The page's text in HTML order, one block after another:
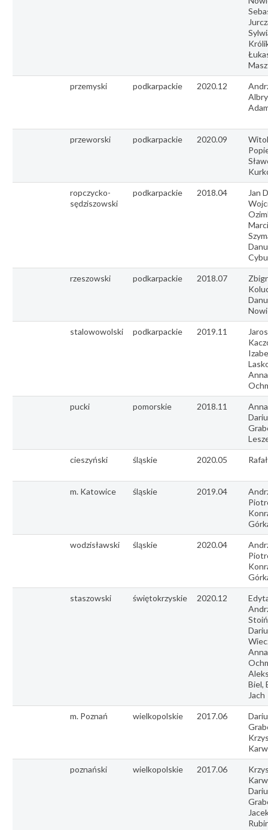
przemyski podkarpackie 2020.12
przeworski podkarpackie 2020.09
ropczycko-
sędziszowski
podkarpackie 2018.04
Jan
rzeszowski podkarpackie 2018.07
stalowowolski podkarpackie 2019.11
Anna
pucki pomorskie 2018.11
cieszyński śląskie 2020.05
m. Katowice śląskie 2019.04
wodzisławski śląskie 2020.04
staszowski świętokrzyskie 2020.12
Anna
Biel,
Jach
m. Poznań wielkopolskie 2017.06
poznański wielkopolskie 2017.06